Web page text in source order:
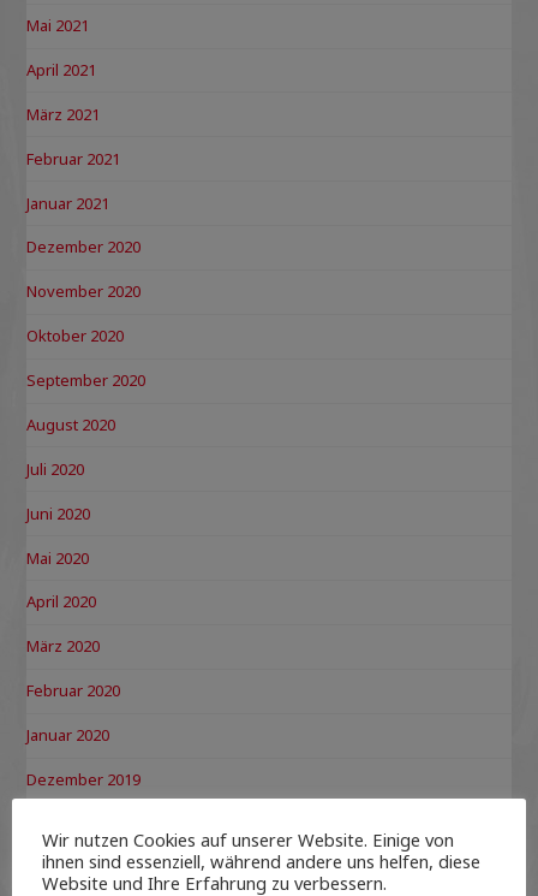
Mai 2021
April 2021
März 2021
Februar 2021
Januar 2021
Dezember 2020
November 2020
Oktober 2020
September 2020
August 2020
Juli 2020
Juni 2020
Mai 2020
April 2020
März 2020
Februar 2020
Januar 2020
Dezember 2019
Oktober 2019
Wir nutzen Cookies auf unserer Website. Einige von
ihnen sind essenziell, während andere uns helfen, diese
Website und Ihre Erfahrung zu verbessern.